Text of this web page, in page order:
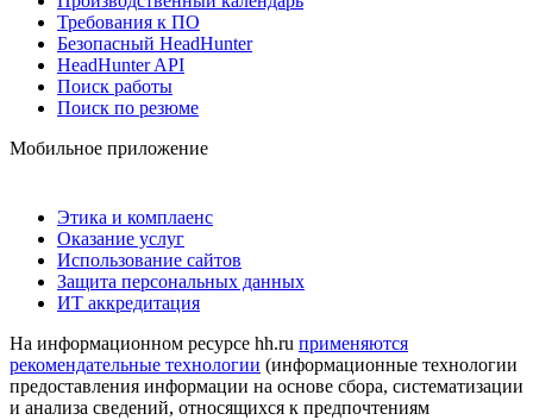
Требования к ПО
Безопасный HeadHunter
HeadHunter API
Поиск работы
Поиск по резюме
Мобильное приложение
Этика и комплаенс
Оказание услуг
Использование сайтов
Защита персональных данных
ИТ аккредитация
На информационном ресурсе hh.ru применяются
рекомендательные технологии (информационные технологии
предоставления информации на основе сбора, систематизации
и анализа сведений, относящихся к предпочтениям